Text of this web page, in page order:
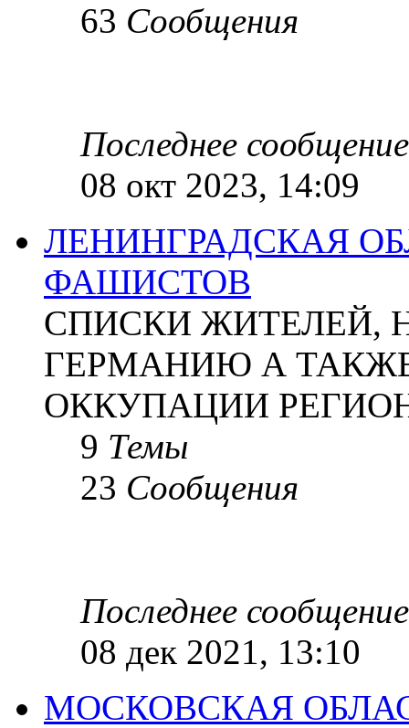
63 Сообщения
Последнее сообщение
08 окт 2023, 14:09
ЛЕНИНГРАДСКАЯ
ФАШИСТОВ
СПИСКИ ЖИТЕЛЕЙ,
ГЕРМАНИЮ А
ОККУПАЦИИ
9 Темы
23 Сообщения
Последнее сообщение
08 дек 2021, 13:10
МОСКОВСКАЯ